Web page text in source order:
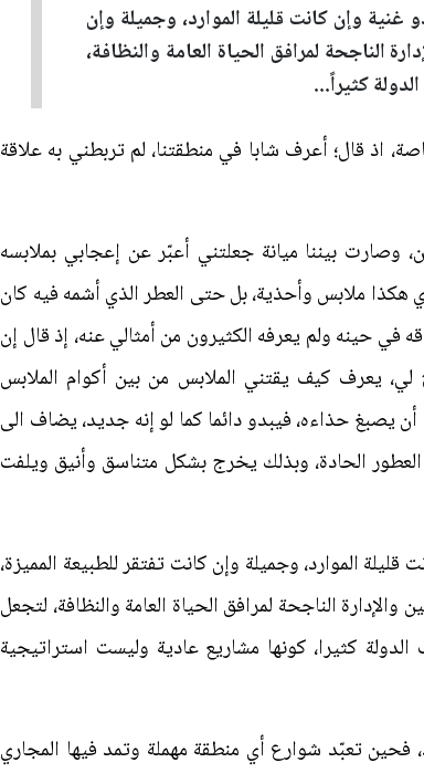
وإن كانت قليلة الموارد، وجميلة وإن
الناجحة لمرافق الحياة العامة والنظافة،
كثيراً...
اذ قال؛ أعرف شابا في منطقتنا، لم تربطني به علاقة
وصارت بيننا ميانة جعلتني أعبّر عن إعجابي بملابسه
هكذا ملابس وأحذية، بل حتى العطر الذي أشمه فيه كان
حينه ولم يعرفه الكثيرون من أمثالي عنه، إذ قال إن
لي، يعرف كيف يقتني الملابس من بين أكوام الملابس
يصبغ حذاءه، فيبدو دائما كما لو إنه جديد، يضاف الى
الحادة، وبذلك يخرج بشكل متناسق وأنيق ويلفت
الموارد، وجميلة وإن كانت تفتقر للطبيعة المميزة،
الناجحة لمرافق الحياة العامة والنظافة، لتجعل
كثيرا، كونها مشاريع عادية وليست استراتيجية
فحين تعبّد شوارع أي منطقة مهملة وتمد فيها المجاري